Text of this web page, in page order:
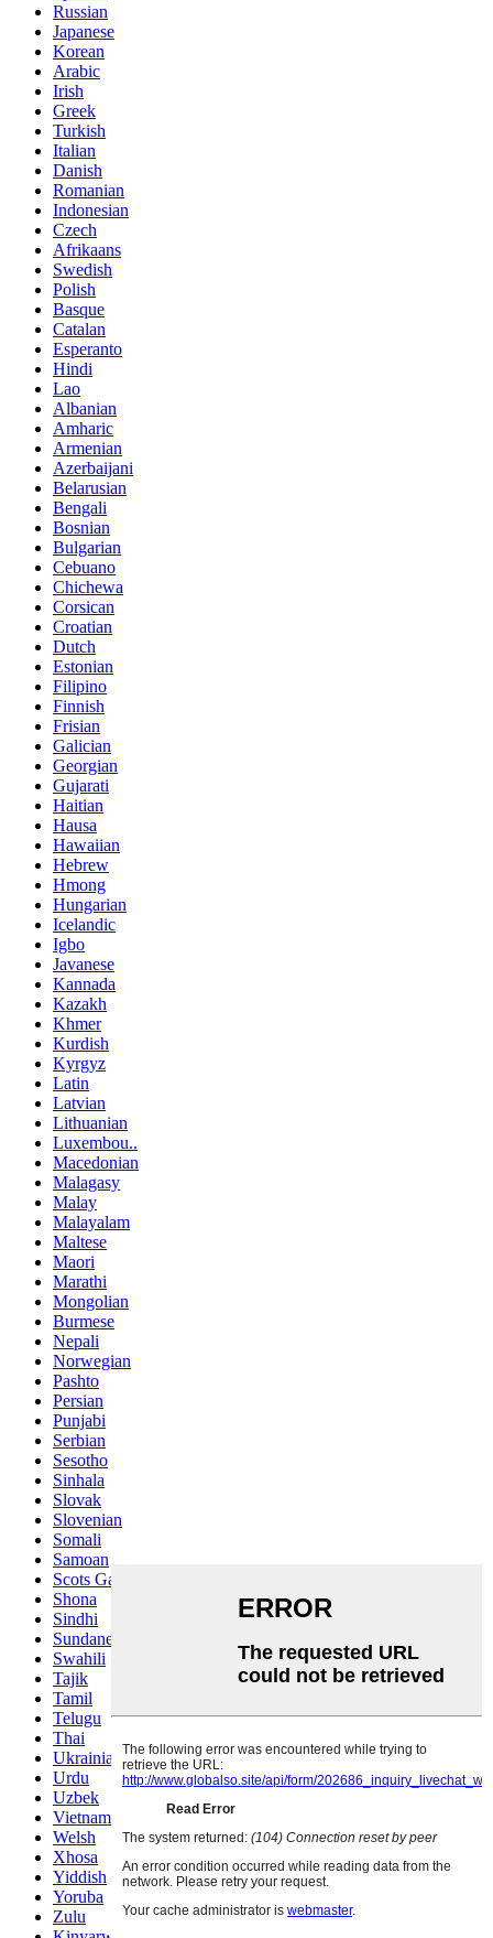
Russian
Japanese
Korean
Arabic
Irish
Greek
Turkish
Italian
Danish
Romanian
Indonesian
Czech
Afrikaans
Swedish
Polish
Basque
Catalan
Esperanto
Hindi
Lao
Albanian
Amharic
Armenian
Azerbaijani
Belarusian
Bengali
Bosnian
Bulgarian
Cebuano
Chichewa
Corsican
Croatian
Dutch
Estonian
Filipino
Finnish
Frisian
Galician
Georgian
Gujarati
Haitian
Hausa
Hawaiian
Hebrew
Hmong
Hungarian
Icelandic
Igbo
Javanese
Kannada
Kazakh
Khmer
Kurdish
Kyrgyz
Latin
Latvian
Lithuanian
Luxembou..
Macedonian
Malagasy
Malay
Malayalam
Maltese
Maori
Marathi
Mongolian
Burmese
Nepali
Norwegian
Pashto
Persian
Punjabi
Serbian
Sesotho
Sinhala
Slovak
Slovenian
Somali
Samoan
Scots Gaelic
Shona
Sindhi
Sundanese
Swahili
Tajik
Tamil
Telugu
Thai
Ukrainian
Urdu
Uzbek
Vietnamese
Welsh
Xhosa
Yiddish
Yoruba
Zulu